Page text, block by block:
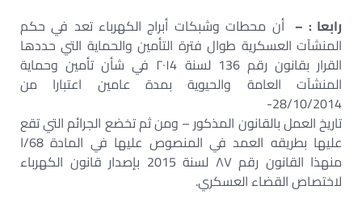
رابعا : – أن محطات وشبكات أبراج الكهرباء تعد في حكم
المنشآت العسكرية طوال فترة التأمين والحماية التي حددها
القرار بقانون رقم 136 لسنة ۲۰۱4 في شأن تأمين وحماية
المنشآت العامة والحيوية بمدة عامين اعتبارا من
28/10/2014-
تاريخ العمل بالقانون المذكور – ومن ثم تخضع الجرائم التي تقع
عليها بطريقه العمد في المنصوص عليها في المادة 68/ا
منهذا القانون رقم ۸۷ لسنة 2015 بإصدار قانون الكهرباء
لاختصاص القضاء العسكري.